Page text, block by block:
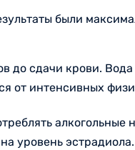
были
до сдачи крови.
от интенсивных
алкогольные
уровень